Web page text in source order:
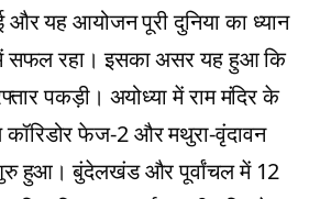
यह आयोजन पूरी दुनिया का ध्यान
सफल रहा। इसका असर यह हुआ कि
पकड़ी। अयोध्या में राम मंदिर के
कॉरिडोर फेज-2 और मथुरा-वृंदावन
हुआ। बुंदेलखंड और पूर्वांचल में 12